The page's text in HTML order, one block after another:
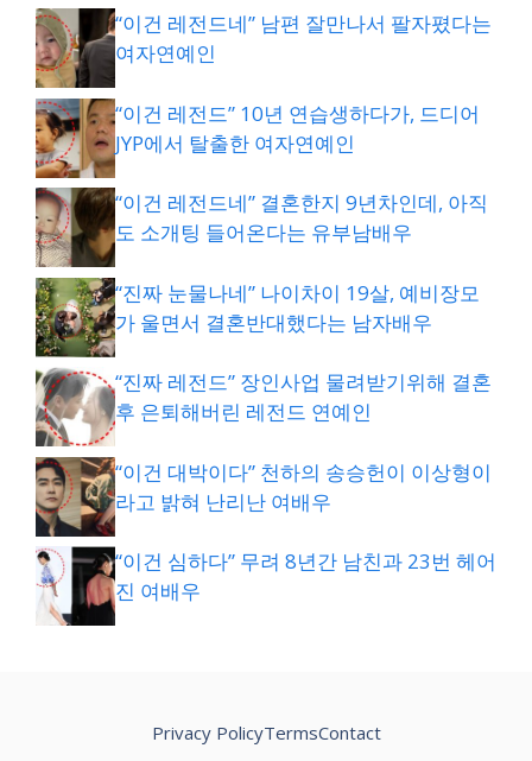
“이건 레전드네” 남편 잘만나서 팔자폈다는
여자연예인
“이건 레전드” 10년 연습생하다가, 드디어
JYP에서 탈출한 여자연예인
“이건 레전드네” 결혼한지 9년차인데, 아직
도 소개팅 들어온다는 유부남배우
“진짜 눈물나네” 나이차이 19살, 예비장모
가 울면서 결혼반대했다는 남자배우
“진짜 레전드” 장인사업 물려받기위해 결혼
후 은퇴해버린 레전드 연예인
“이건 대박이다” 천하의 송승헌이 이상형이
라고 밝혀 난리난 여배우
“이건 심하다” 무려 8년간 남친과 23번 헤어
진 여배우
Privacy PolicyTermsContact